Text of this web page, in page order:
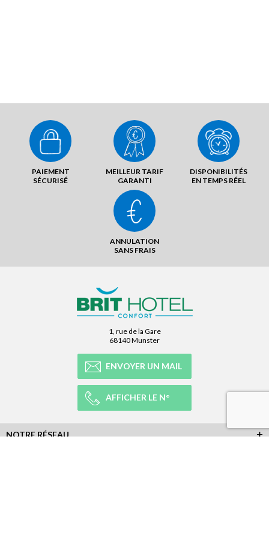
PAIEMENT
SÉCURISÉ
MEILLEUR TARIF
GARANTI
DISPONIBILITÉS
EN TEMPS RÉEL
ANNULATION
SANS FRAIS
1, rue de la Gare
68140 Munster
ENVOYER UN MAIL
AFFICHER LE N°
NOTRE RÉSEAU